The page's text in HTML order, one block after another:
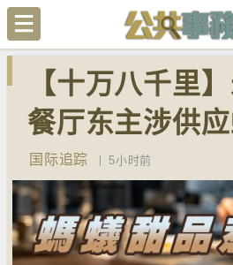
【十万八千里
餐厅东主涉供
检方求囚一年
国际追踪 5小时前